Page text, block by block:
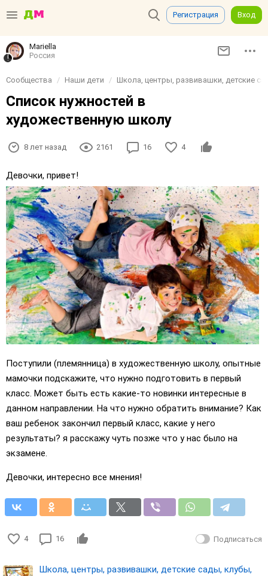
Регистрация Вход
Mariella
Россия
Сообщества Наши дети Школа, центры, развивашки, детские
Список нужностей в
художественную школу
8 лет назад 2161 16 4
Девочки, привет!
Поступили (племянница) в художественную школу, опытные
мамочки подскажите, что нужно подготовить в первый
класс. Может быть есть какие-то новинки интересные в
данном направлении. На что нужно обратить внимание? Как
ваш ребенок закончил первый класс, какие у него
результаты? я расскажу чуть позже что у нас было на
экзамене.
Девочки, интересно все мнения!
4 16 Подписаться
Школа, центры, развивашки, детские сады, клубы,